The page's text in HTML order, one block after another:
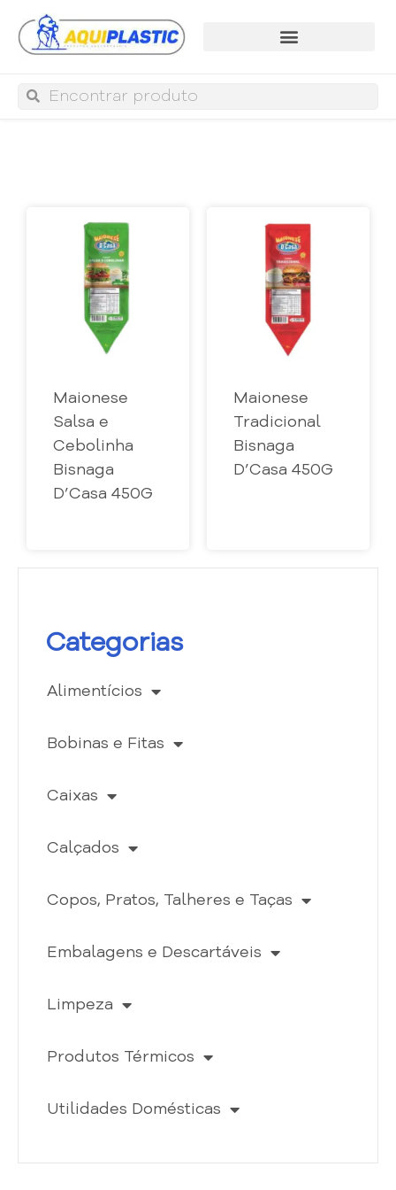
Categorias
Alimentícios
Bobinas e Fitas
Caixas
Calçados
Copos, Pratos, Talheres e Taças
Embalagens e Descartáveis
Limpeza
Produtos Térmicos
Utilidades Domésticas
Maionese
Salsa e
Cebolinha
Bisnaga
D’Casa 450G
Maionese
Tradicional
Bisnaga
D’Casa 450G